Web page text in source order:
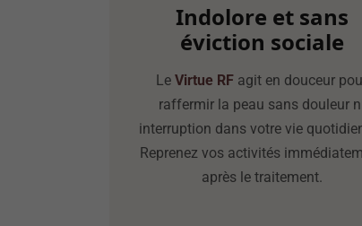
Indolore et sans
éviction sociale
Le Virtue RF agit en douceur
raffermir la peau sans douleur
interruption dans votre vie
Reprenez vos activités
après le traitement.